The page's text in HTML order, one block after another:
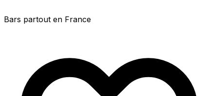
Bars partout en France